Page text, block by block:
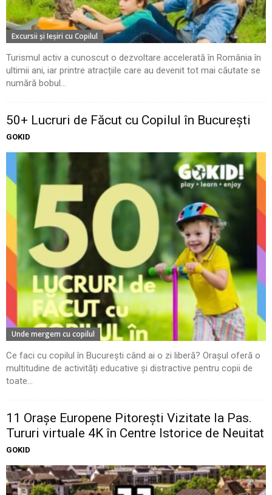
Excursii şi Ieşiri cu Copilul
Turismul activ a cunoscut o dezvoltare accelerată în România în
ultimii ani, iar printre atracțiile care au devenit tot mai căutate se
numără bobul...
50+ Lucruri de Făcut cu Copilul în București
GOKID
Unde mergem cu copilul
Ce faci cu copilul în București când ai o zi liberă? Orașul oferă o
multitudine de activități educative și distractive pentru copii de
toate...
11 Oraşe Europene Pitoreşti Vizitate la Pas.
Tururi virtuale 4K în Centre Istorice de Neuitat
GOKID